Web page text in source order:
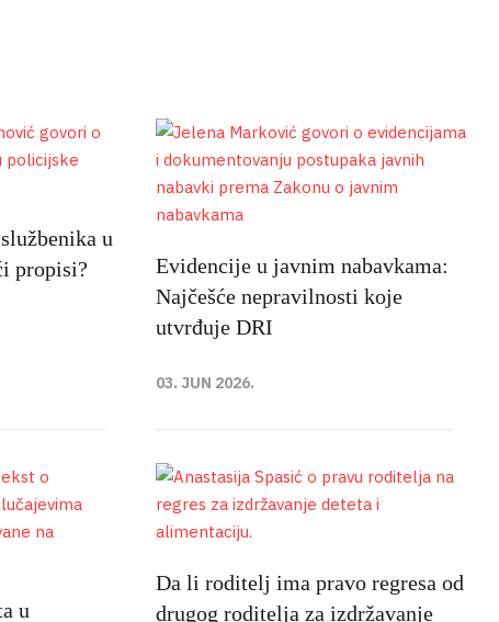
u
propisi?
Evidencije u javnim nabavkama:
Najčešće nepravilnosti koje
utvrđuje DRI
03. JUN 2026.
u
Da li roditelj ima pravo regresa od
drugog roditelja za izdržavanje